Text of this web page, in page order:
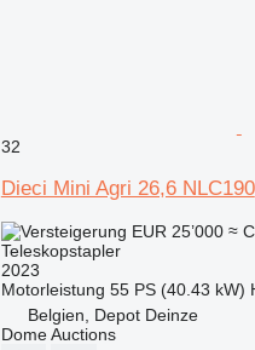
32
Dieci Mini Agri 26,6 NLC190
EUR 25’000 ≈
Teleskopstapler
2023
Motorleistung 55 PS (40.43 kW)
Belgien, Depot Deinze
Dome Auctions